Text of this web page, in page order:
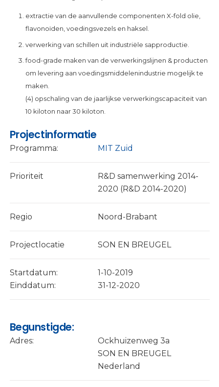
extractie van de aanvullende componenten X-fold olie,
flavonoïden, voedingsvezels en haksel.
verwerking van schillen uit industriële sapproductie.
food-grade maken van de verwerkingslijnen & producten
om levering aan voedingsmiddelenindustrie mogelijk te
maken.
(4) opschaling van de jaarlijkse verwerkingscapaciteit van
10 kiloton naar 30 kiloton.
Projectinformatie
Programma: MIT Zuid
Prioriteit
R&D samenwerking 2014-
2020 (R&D 2014-2020)
Regio Noord-Brabant
Projectlocatie SON EN BREUGEL
Startdatum:
1-10-2019
Einddatum:
31-12-2020
Begunstigde:
Adres:
Ockhuizenweg 3a
SON EN BREUGEL
Nederland